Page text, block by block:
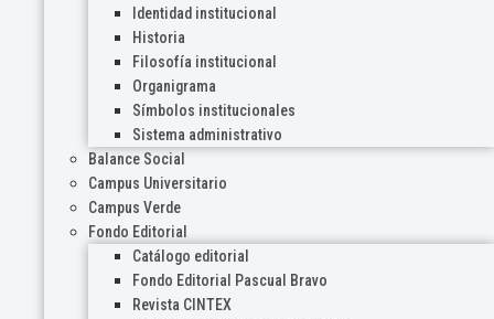
Identidad institucional
Historia
Filosofía institucional
Organigrama
Símbolos institucionales
Sistema administrativo
Balance Social
Campus Universitario
Campus Verde
Fondo Editorial
Catálogo editorial
Fondo Editorial Pascual Bravo
Revista CINTEX